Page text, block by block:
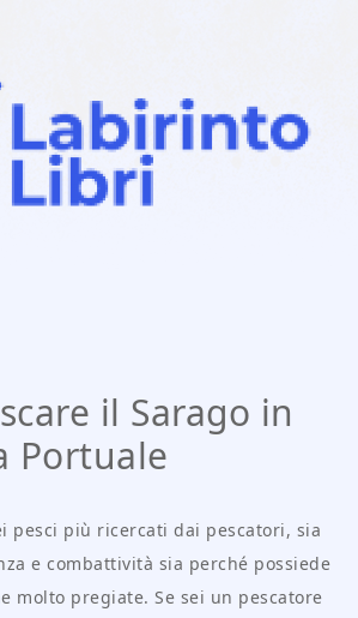
il Sarago in
Portuale
pesci più ricercati dai pescatori, sia
e combattività sia perché possiede
molto pregiate. Se sei un pescatore